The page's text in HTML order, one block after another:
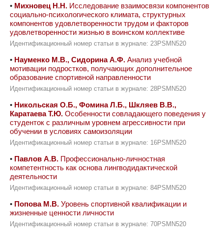
• Михновец Н.Н. Исследование взаимосвязи компонентов
социально-психологического климата, структурных
компонентов удовлетворенности трудом и факторов
удовлетворенности жизнью в воинском коллективе
Идентификационный номер статьи в журнале: 23PSMN520
• Науменко М.В., Сидорина А.Ф. Анализ учебной
мотивации подростков, получающих дополнительное
образование спортивной направленности
Идентификационный номер статьи в журнале: 28PSMN520
• Никольская О.Б., Фомина Л.Б., Шкляев В.В.,
Каратаева Т.Ю. Особенности совладающего поведения у
студенток с различным уровнем агрессивности при
обучении в условиях самоизоляции
Идентификационный номер статьи в журнале: 16PSMN520
• Павлов А.В. Профессионально-личностная
компетентность как основа лингводидактической
деятельности
Идентификационный номер статьи в журнале: 84PSMN520
• Попова М.В. Уровень спортивной квалификации и
жизненные ценности личности
Идентификационный номер статьи в журнале: 70PSMN520